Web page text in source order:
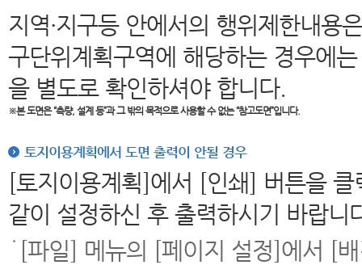
지역·지구등 안에서의 행위제한내용
구단위계획구역에 해당하는 경우에
을 별도로 확인하셔야 합니다.
※본 도면은“측량, 설계 등”과 그 밖의 목적으로 사용할 수 없는 “참고도면”입니다.
토지이용계획에서 도면 출력이 안될 경우
[토지이용계획]에서 [인쇄] 버튼을
같이 설정하신 후 출력하시기 바랍니
[파일] 메뉴의 [페이지 설정]에서 [